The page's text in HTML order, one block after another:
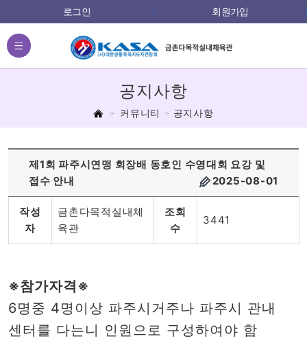
로그인 회원가입
전체메뉴
홈 커뮤니티 공지사항
공지사항
제1회 파주시연맹 회장배 동호인 수영대회 요강 및
접수 안내
2025-08-01
작성
자
금촌다목적실내체
육관
조회
수
3441
※참가자격※
6명중 4명이상 파주시거주나 파주시 관내
센터를 다는니 인원으로 구성하여야 함